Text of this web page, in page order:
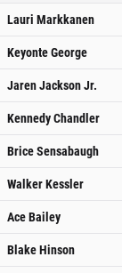
Lauri Markkanen
Keyonte George
Jaren Jackson Jr.
Kennedy Chandler
Brice Sensabaugh
Walker Kessler
Ace Bailey
Blake Hinson